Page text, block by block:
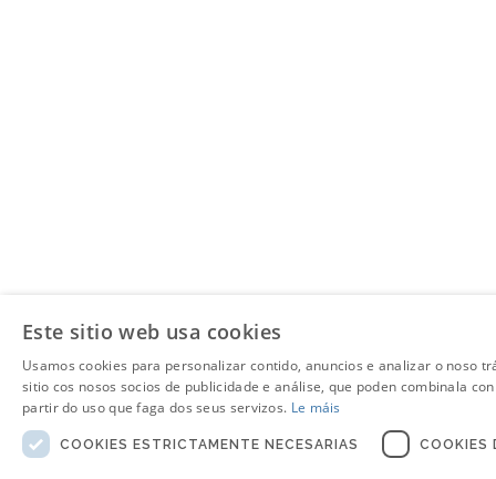
Este sitio web usa cookies
Usamos cookies para personalizar contido, anuncios e analizar o noso
sitio cos nosos socios de publicidade e análise, que poden combinala
partir do uso que faga dos seus servizos. Le máis
COOKIES ESTRICTAMENTE NECESARIAS COOKIES